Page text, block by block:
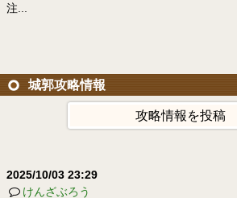
注...
城郭攻略情報
攻略情報を投稿
2025/10/03 23:29
けんざぶろう